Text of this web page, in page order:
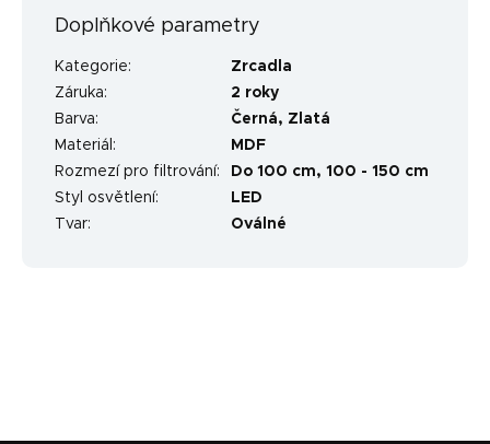
Doplňkové parametry
Kategorie:
Zrcadla
Záruka:
2 roky
Barva: Černá, Zlatá
Materiál :
MDF
Rozmezí pro filtrování: Do 100 cm, 100 - 150 cm
Styl osvětlení:
LED
Tvar: Oválné